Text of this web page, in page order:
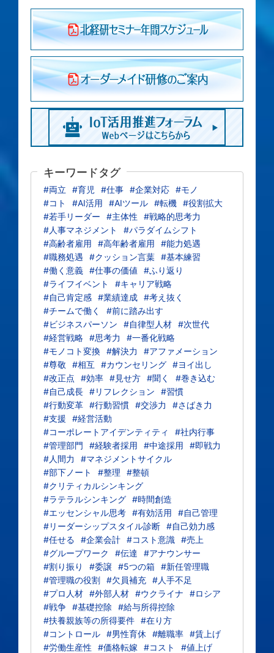
キーワードタグ
#両立 #育児 #仕事 #企業対応 #モノ
#コト
#AI活用 #AIツール #転機 #役割拡大
#若手リーダー
#主体性
#戦略的思考力
#人事マネジメント
#パラダイムシフト
#高齢者雇用
#高年齢者雇用
#能力処遇
#職務処遇
#クッション言葉 #基本練習
#働く意義 #仕事の価値
#ふり返り
#ライフイベント
#キャリア戦略
#自己肯定感 #業績達成 #考え抜く
#チームで働く
#前に踏み出す
#ビジネスパーソン
#自律型人材 #次世代
#経営戦略 #思考力
#一番化戦略
#モノコト変換 #解決力
#アファメーション
#尊敬
#相互 #カウンセリング #ヨイ出し
#改正点
#効率 #見せ方 #聞く
#巻き込む
#自己成長 #リフレクション
#習慣
#行動変革 #行動習慣 #交渉力
#さばき力
#支援
#経営活動
#コーポレートアイデンティティ
#社内行事
#管理部門
#経験者採用 #中途採用
#即戦力
#人間力
#マネジメントサイクル
#部下ノート
#整理
#整頓
#クリティカルシンキング
#ラテラルシンキング #時間創造
#エッセンシャル思考 #有効活用
#自己管理
#リーダーシップスタイル診断 #自己効力感
#任せる
#企業会計 #コスト意識 #売上
#グループワーク
#伝達
#アナウンサー
#割り振り
#委譲 #5つの箱 #新任管理職
#管理職の役割 #欠員補充 #人手不足
#プロ人材 #外部人材 #ウクライナ
#ロシア
#戦争 #基礎控除
#給与所得控除
#扶養親族等の所得要件 #在り方
#コントロール #男性育休 #離職率 #賃上げ
#労働生産性
#価格転嫁 #コスト
#値上げ